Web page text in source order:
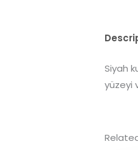
Siyah
yüzeyi